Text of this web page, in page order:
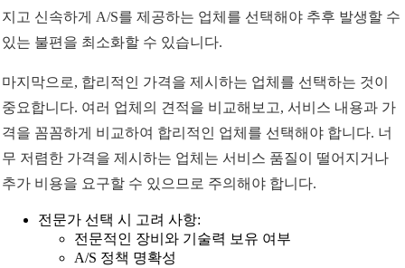
지고 신속하게 A/S를 제공하는 업체를 선택해야 추후 발생할 수
있는 불편을 최소화할 수 있습니다.
마지막으로, 합리적인 가격을 제시하는 업체를 선택하는 것이
중요합니다. 여러 업체의 견적을 비교해보고, 서비스 내용과 가
격을 꼼꼼하게 비교하여 합리적인 업체를 선택해야 합니다. 너
무 저렴한 가격을 제시하는 업체는 서비스 품질이 떨어지거나
추가 비용을 요구할 수 있으므로 주의해야 합니다.
전문가 선택 시 고려 사항:
전문적인 장비와 기술력 보유 여부
A/S 정책 명확성